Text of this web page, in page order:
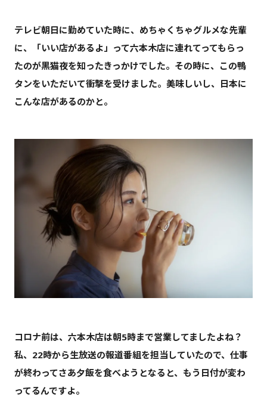
テレビ朝日に勤めていた時に、めちゃくちゃグルメな先輩
に、「いい店があるよ」って六本木店に連れてってもらっ
たのが黒猫夜を知ったきっかけでした。その時に、この鴨
タンをいただいて衝撃を受けました。美味しいし、日本に
こんな店があるのかと。
コロナ前は、六本木店は朝5時まで営業してましたよね？
私、22時から生放送の報道番組を担当していたので、仕事
が終わってさあ夕飯を食べようとなると、もう日付が変わ
ってるんですよ。